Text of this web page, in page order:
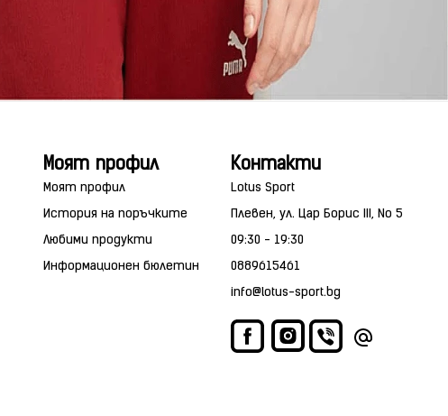
Моят профил
Моят профил
История на поръчките
Любими продукти
Информационен бюлетин
Контакти
Lotus Sport
Плевен, ул. Цар Борис III, No 5
09:30 - 19:30
0889615461
info@lotus-sport.bg